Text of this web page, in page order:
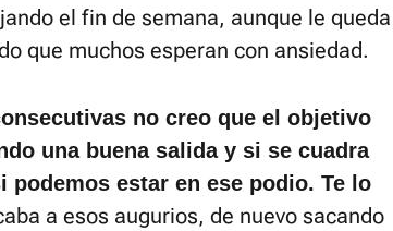
el fin de semana, aunque le queda
que muchos esperan con ansiedad.
no creo que el objetivo
una buena salida y si se cuadra
podemos estar en ese podio. Te lo
a esos augurios, de nuevo sacando